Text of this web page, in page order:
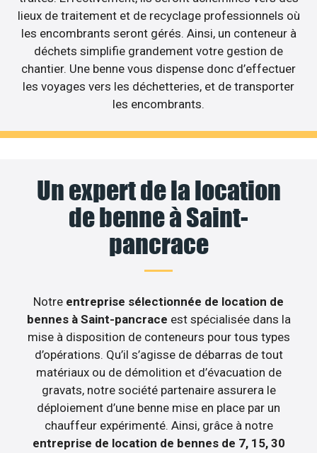
lieux de traitement et de recyclage professionnels où
les encombrants seront gérés. Ainsi, un conteneur à
déchets simplifie grandement votre gestion de
chantier. Une benne vous dispense donc d’effectuer
les voyages vers les déchetteries, et de transporter
les encombrants.
Un expert de la location
de benne à Saint-
pancrace
Notre entreprise sélectionnée de location de
bennes à Saint-pancrace est spécialisée dans la
mise à disposition de conteneurs pour tous types
d’opérations. Qu’il s’agisse de débarras de tout
matériaux ou de démolition et d’évacuation de
gravats, notre société partenaire assurera le
déploiement d’une benne mise en place par un
chauffeur expérimenté. Ainsi, grâce à notre
entreprise de location de bennes de 7, 15, 30